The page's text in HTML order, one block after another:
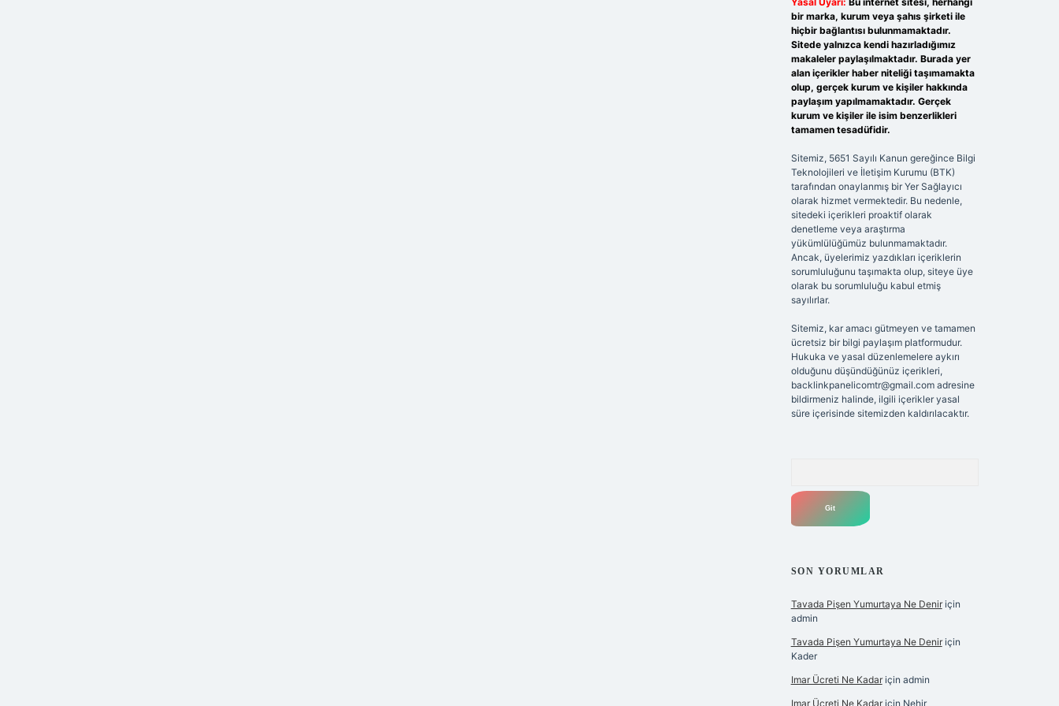
bir marka, kurum veya şahıs şirketi ile
hiçbir bağlantısı bulunmamaktadır.
Sitede yalnızca kendi hazırladığımız
makaleler paylaşılmaktadır. Burada yer
alan içerikler haber niteliği taşımamakta
olup, gerçek kurum ve kişiler hakkında
paylaşım yapılmamaktadır. Gerçek
kurum ve kişiler ile isim benzerlikleri
tamamen tesadüfidir.
Sitemiz, 5651 Sayılı Kanun gereğince Bilgi
Teknolojileri ve İletişim Kurumu (BTK)
tarafından onaylanmış bir Yer Sağlayıcı
olarak hizmet vermektedir. Bu nedenle,
sitedeki içerikleri proaktif olarak
denetleme veya araştırma
yükümlülüğümüz bulunmamaktadır.
Ancak, üyelerimiz yazdıkları içeriklerin
sorumluluğunu taşımakta olup, siteye üye
olarak bu sorumluluğu kabul etmiş
sayılırlar.
Sitemiz, kar amacı gütmeyen ve tamamen
ücretsiz bir bilgi paylaşım platformudur.
Hukuka ve yasal düzenlemelere aykırı
olduğunu düşündüğünüz içerikleri,
backlinkpanelicomtr@gmail.comadresine
bildirmeniz halinde, ilgili içerikler yasal
süre içerisinde sitemizden kaldırılacaktır.
SON YORUMLAR
Tavada Pişen Yumurtaya Ne Deniriçin
admin
Tavada Pişen Yumurtaya Ne Deniriçin
Kader
Imar Ücreti Ne Kadariçin admin
Imar Ücreti Ne Kadariçin Nehir